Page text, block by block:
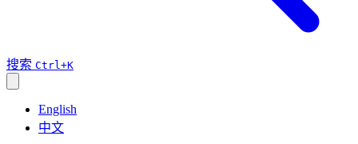
搜索 Ctrl+K
English
中文